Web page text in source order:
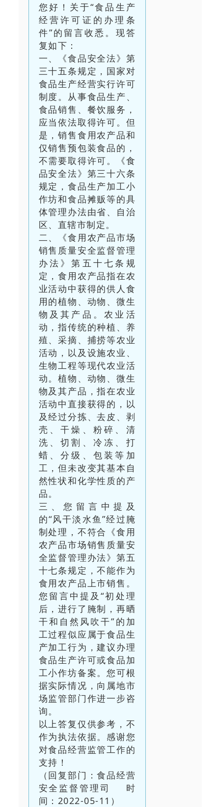
您好！关于“食品生产
经营许可证的办理条
件”的留言收悉。现答
复如下：
一、《食品安全法》第
三十五条规定，国家对
食品生产经营实行许可
制度。从事食品生产、
食品销售、餐饮服务，
应当依法取得许可。但
是，销售食用农产品和
仅销售预包装食品的，
不需要取得许可。《食
品安全法》第三十六条
规定，食品生产加工小
作坊和食品摊贩等的具
体管理办法由省、自治
区、直辖市制定。
二、《食用农产品市场
销售质量安全监督管理
办法》第五十七条规
定，食用农产品指在农
业活动中获得的供人食
用的植物、动物、微生
物及其产品。农业活
动，指传统的种植、养
殖、采摘、捕捞等农业
活动，以及设施农业、
生物工程等现代农业活
动。植物、动物、微生
物及其产品，指在农业
活动中直接获得的，以
及经过分拣、去皮、剥
壳、干燥、粉碎、清
洗、切割、冷冻、打
蜡、分级、包装等加
工，但未改变其基本自
然性状和化学性质的产
品。
三、您留言中提及
的“风干淡水鱼”经过腌
制处理，不符合《食用
农产品市场销售质量安
全监督管理办法》第五
十七条规定，不能作为
食用农产品上市销售。
您留言中提及“初处理
后，进行了腌制，再晒
干和自然风吹干”的加
工过程似应属于食品生
产加工行为，建议办理
食品生产许可或食品加
工小作坊备案。您可根
据实际情况，向属地市
场监管部门作进一步咨
询。
以上答复仅供参考，不
作为执法依据。感谢您
对食品经营监管工作的
支持！
（回复部门：食品经营
安全监督管理司 时
间：2022-05-11）